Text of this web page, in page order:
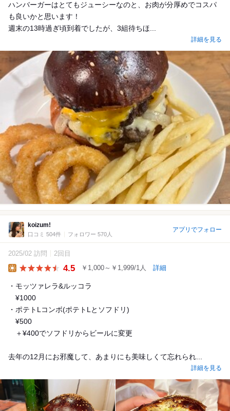
ハンバーガーはとてもジューシーなのと、お肉が分厚めでコスパ
も良いかと思います！
週末の13時過ぎ頃到着でしたが、3組待ちほ...
詳細を見る
koizum!
口コミ 504件 フォロワー 570人
アプリでフォロー
2025/02 訪問 2回目
4.5 ￥1,000～￥1,999/1人 詳細
・モッツァレラ&ルッコラ
¥1000
・ポテトLコンボ(ポテトLとソフドリ)
¥500
＋¥400でソフドリからビールに変更
去年の12月にお邪魔して、あまりにも美味しくて忘れられ...
詳細を見る